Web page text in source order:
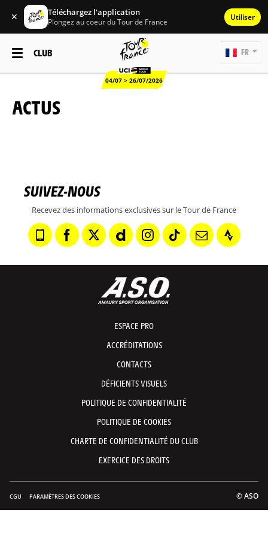
✕ Téléchargez l'application
Plongez au coeur du Tour de France Utiliser
CLUB
04/07 > 26/07/2026
FR
ACTUS
SUIVEZ-NOUS
Recevez des informations exclusives sur le Tour de France
ESPACE PRO
ACCRÉDITATIONS
CONTACTS
DÉFICIENTS VISUELS
POLITIQUE DE CONFIDENTIALITÉ
POLITIQUE DE COOKIES
CHARTE DE CONFIDENTIALITÉ DU CLUB
EXERCICE DES DROITS
CGU PARAMÈTRES DES COOKIES © ASO